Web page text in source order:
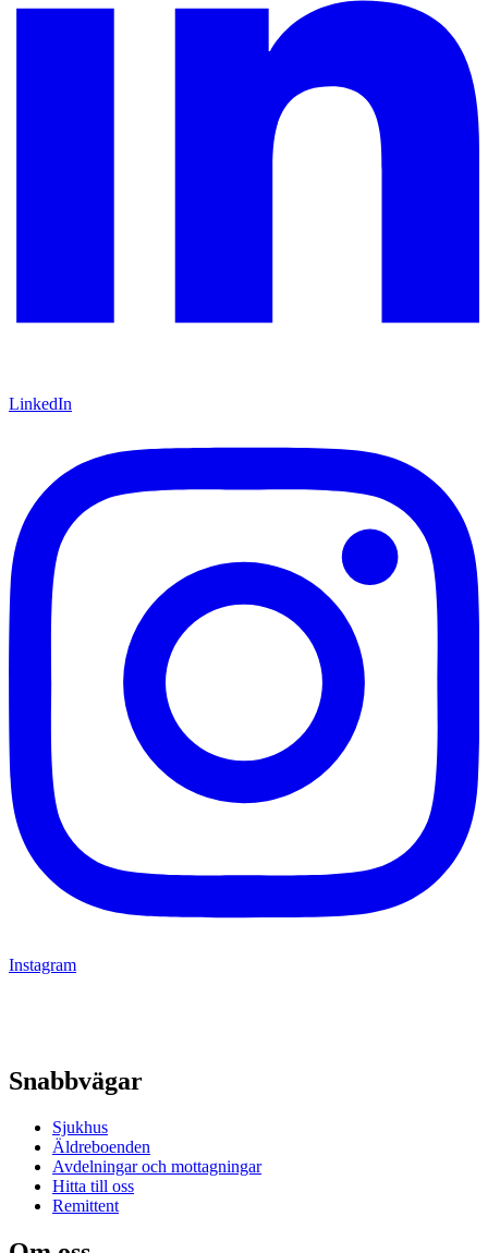
LinkedIn
Instagram
Snabbvägar
Sjukhus
Äldreboenden
Avdelningar och mottagningar
Hitta till oss
Remittent